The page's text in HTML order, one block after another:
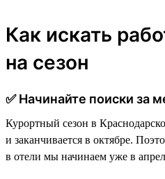
Как искать
на сезон
✅ Начинайте поиски за
Курортный сезон в
и заканчивается в октябре.
в отели мы начинаем уже в